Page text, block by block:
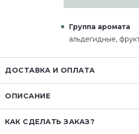
Группа аромата
альдегидные,
ДОСТАВКА И ОПЛАТА
ОПИСАНИЕ
КАК СДЕЛАТЬ ЗАКАЗ?